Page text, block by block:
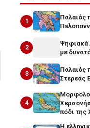
1
Παλαιός
2
Ψηφιακά
με
3
Παλαιός
Στερεάς
4
πόδι της
Η